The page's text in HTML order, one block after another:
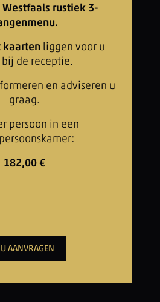
Westfaals rustiek 3-
kaartenliggen voor u
de receptie.
en adviseren u
graag.
persoon in een
182,00 €
AANVRAGEN